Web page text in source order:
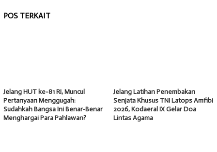
POS TERKAIT
Jelang HUT ke-81 RI, Muncul
Pertanyaan Menggugah:
Sudahkah Bangsa Ini Benar-Benar
Menghargai Para Pahlawan?
Jelang Latihan Penembakan
Senjata Khusus TNI Latops Amfibi
2026, Kodaeral IX Gelar Doa
Lintas Agama